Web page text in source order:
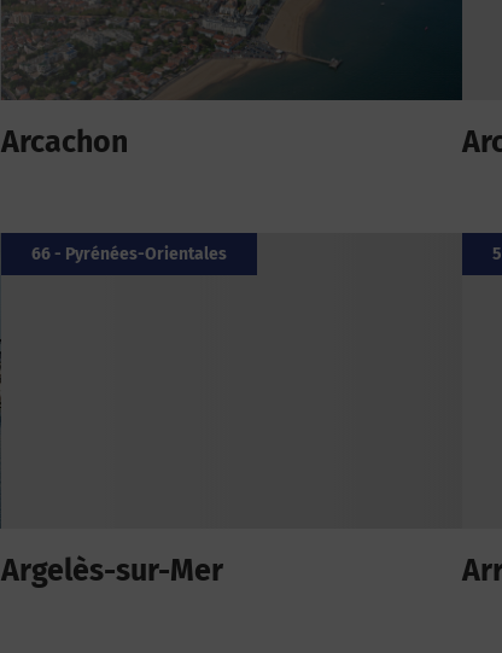
Arcachon
66 - Pyrénées-Orientales
Argelès-sur-Mer